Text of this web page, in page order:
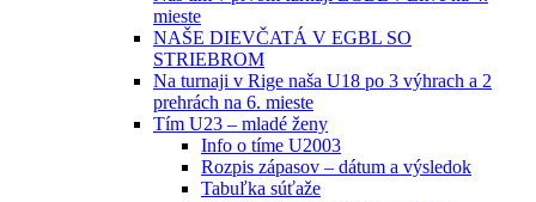
mieste
NAŠE DIEVČATÁ V EGBL SO
STRIEBROM
Na turnaji v Rige naša U18 po 3 výhrach a 2
prehrách na 6. mieste
Tím U23 – mladé ženy
Info o tíme U2003
Rozpis zápasov – dátum a výsledok
Tabuľka súťaže